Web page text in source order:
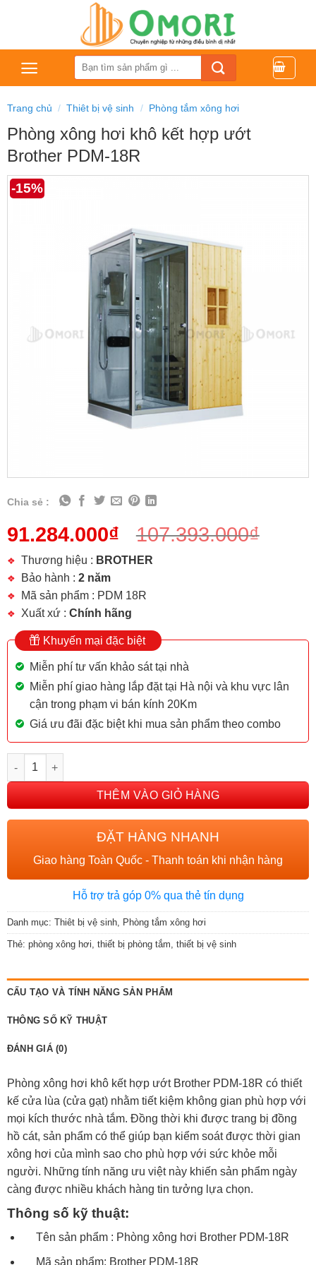
dung
Tìm
kiếm:
Trang chủ / Thiêt bị vệ sinh / Phòng tắm xông hơi
Phòng xông hơi khô kết hợp ướt
Brother PDM-18R
-15%
Chia sẻ :
91.284.000₫ 107.393.000₫
Thương hiệu : BROTHER
Bảo hành : 2 năm
Mã sản phẩm : PDM 18R
Xuất xứ : Chính hãng
Khuyến mại đặc biệt
Miễn phí tư vấn khảo sát tại nhà
Miễn phí giao hàng lắp đặt tại Hà nội và khu vực lân
cận trong phạm vi bán kính 20Km
Giá ưu đãi đặc biệt khi mua sản phẩm theo combo
Phòng xông hơi khô kết hợp ướt Brother PDM-18R số lượng
THÊM VÀO GIỎ HÀNG
ĐẶT HÀNG NHANH
Giao hàng Toàn Quốc - Thanh toán khi nhận hàng
Hỗ trợ trả góp 0% qua thẻ tín dụng
Danh mục: Thiêt bị vệ sinh, Phòng tắm xông hơi
Thẻ: phòng xông hơi, thiết bị phòng tắm, thiết bị vệ sinh
CẤU TẠO VÀ TÍNH NĂNG SẢN PHẨM
THÔNG SỐ KỸ THUẬT
ĐÁNH GIÁ (0)
Phòng xông hơi khô kết hợp ướt Brother PDM-18R có thiết
kế cửa lùa (cửa gạt) nhằm tiết kiệm không gian phù hợp với
mọi kích thước nhà tắm. Đồng thời khi được trang bị đồng
hồ cát, sản phẩm có thể giúp bạn kiểm soát được thời gian
xông hơi của mình sao cho phù hợp với sức khỏe mỗi
người. Những tính năng ưu việt này khiến sản phẩm ngày
càng được nhiều khách hàng tin tưởng lựa chọn.
Thông số kỹ thuật:
Tên sản phẩm : Phòng xông hơi Brother PDM-18R
Mã sản phẩm: Brother PDM-18R